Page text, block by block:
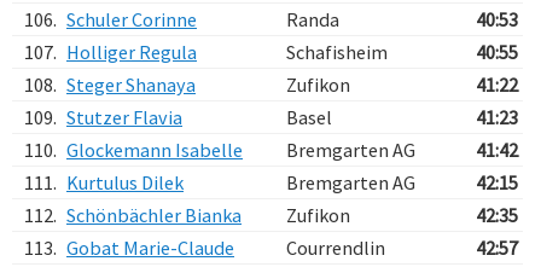
106. Schuler Corinne Randa
40:53
107. Holliger Regula Schafisheim
40:55
108. Steger Shanaya Zufikon
41:22
109. Stutzer Flavia Basel
41:23
110. Glockemann Isabelle Bremgarten AG
41:42
111. Kurtulus Dilek Bremgarten AG
42:15
112. Schönbächler Bianka Zufikon
42:35
113. Gobat Marie-Claude Courrendlin
42:57